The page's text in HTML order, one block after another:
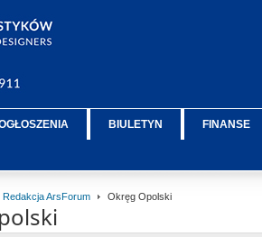
BIULETYN FINANSE
Redakcja ArsForum Okręg Opolski